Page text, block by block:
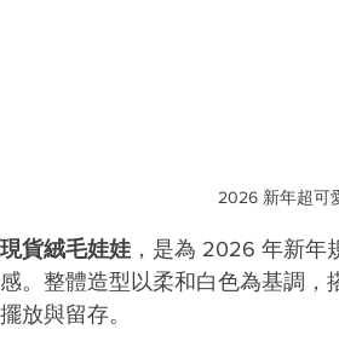
2026 新年超可
貨絨毛娃娃 ，是為 2026 年新年
。整體造型以柔和白色為基調
放與留存。